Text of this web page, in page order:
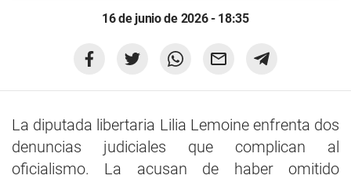
16 de junio de 2026 - 18:35
La diputada libertaria Lilia Lemoine enfrenta dos
denuncias judiciales que complican al
oficialismo. La acusan de haber omitido